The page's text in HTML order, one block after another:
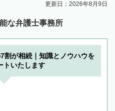
更新日：2026年8月9日
な弁護士事務所
割が相続｜知識とノウハウを
トいたします